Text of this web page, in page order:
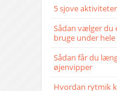
5 sjove
Sådan vælger du
bruge under
Sådan får du
øjenvipper
Hvordan rytmik